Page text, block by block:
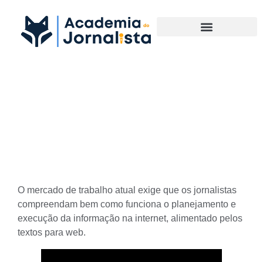
O mercado de trabalho atual exige que os jornalistas
compreendam bem como funciona o planejamento e
execução da informação na internet, alimentado pelos
textos para web.